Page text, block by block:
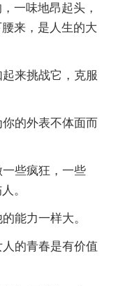
一味地昂起头，
来，是人生的大
来挑战它，克服
的外表不体面而
些疯狂，一些
。
能力一样大。
的青春是有价值